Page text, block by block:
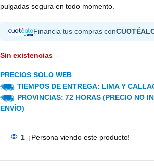
pulgadas segura en todo momento.
Financia tus compras con
Sin existencias
PRECIOS SOLO WEB
TIEMPOS DE ENTREGA: LIMA Y
PROVINCIAS: 72 HORAS (PRECIO NO
ENVÍO)
1 ¡Persona viendo este producto!